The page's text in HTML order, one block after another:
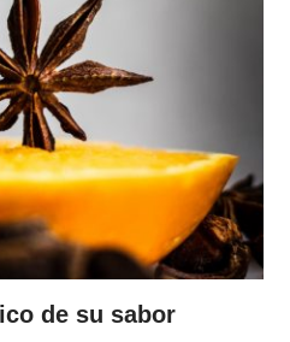
de su sabor